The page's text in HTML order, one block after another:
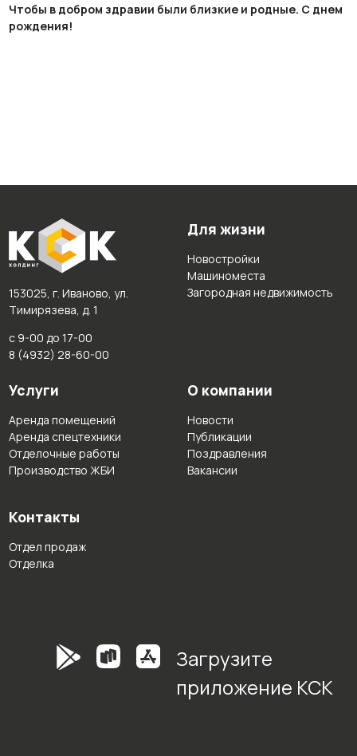
Чтобы в добром здравии были близкие и родные. С днем
рождения!
153025, г. Иваново, ул.
Тимирязева, д. 1
с 9-00 до 17-00
8 (4932) 28-60-00
Для жизни
Новостройки
Машиноместа
Загородная недвижимость
Услуги
Аренда помещений
Аренда спецтехники
Отделочные работы
Производство ЖБИ
О компании
Новости
Публикации
Поздравления
Вакансии
Контакты
Отдел продаж
Отделка
Загрузите
приложение КСК